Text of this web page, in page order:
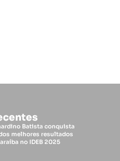
Batista conquista
melhores resultados
no IDEB 2025